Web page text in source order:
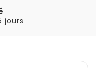
jours